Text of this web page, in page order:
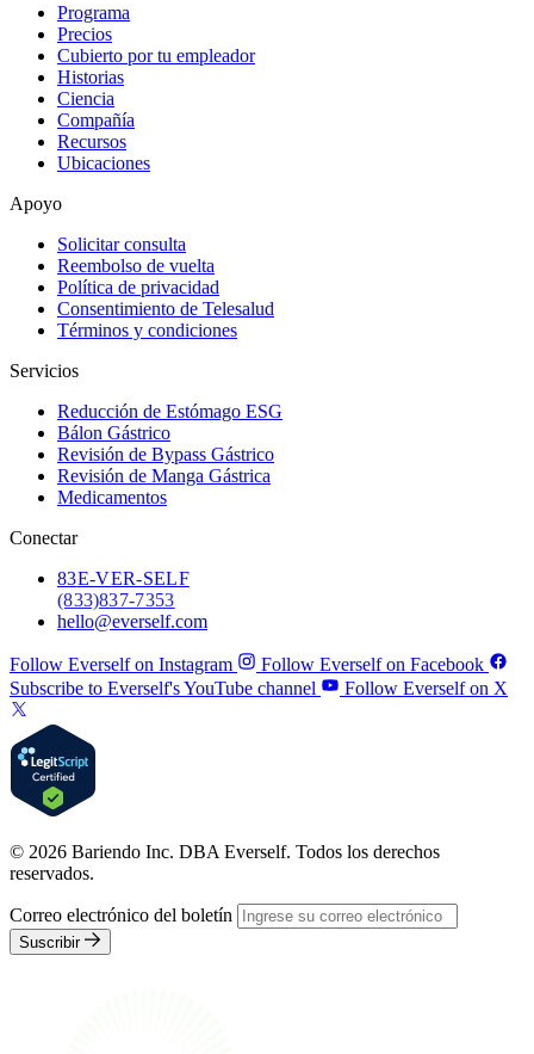
Programa
Precios
Cubierto por tu empleador
Historias
Ciencia
Compañía
Recursos
Ubicaciones
Apoyo
Solicitar consulta
Reembolso de vuelta
Política de privacidad
Consentimiento de Telesalud
Términos y condiciones
Servicios
Reducción de Estómago ESG
Bálon Gástrico
Revisión de Bypass Gástrico
Revisión de Manga Gástrica
Medicamentos
Conectar
83E-VER-SELF
(833) 837-7353
hello@everself.com
Follow Everself on Instagram
Follow Everself on Facebook
Subscribe to Everself's YouTube channel
Follow Everself on X
© 2026 Bariendo Inc. DBA Everself. Todos los derechos
reservados.
Correo electrónico del boletín
Suscribir